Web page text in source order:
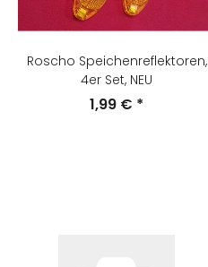
Roscho Speichenreflektoren,
4er Set, NEU
1,99 € *